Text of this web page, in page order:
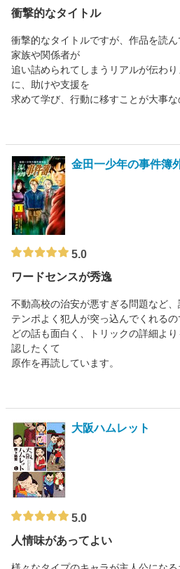
衝撃的なタイトル
衝撃的なタイトルですが、作品を読ん
家族や関係者が
追い詰められてしまうリアルが伝わ
に、助けや支援を
求めて学び、行動に移すことが大事な
金田一少年の事件簿
5.0
ワードセンスが秀逸
不動高校の治安が悪すぎる問題など
テンポよく犯人が突っ込んでくれるの
どの話も面白く、トリックの詳細よ
認したくて
原作を再読しています。
大阪ハムレット
5.0
人情味があってよい